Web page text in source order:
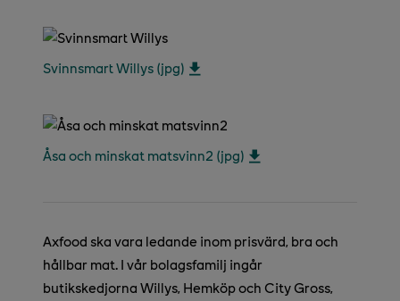
Svinnsmart Willys (jpg)
Åsa och minskat matsvinn2 (jpg)
Axfood ska vara ledande inom prisvärd, bra och
hållbar mat. I vår bolagsfamilj ingår
butikskedjorna Willys, Hemköp och City Gross,